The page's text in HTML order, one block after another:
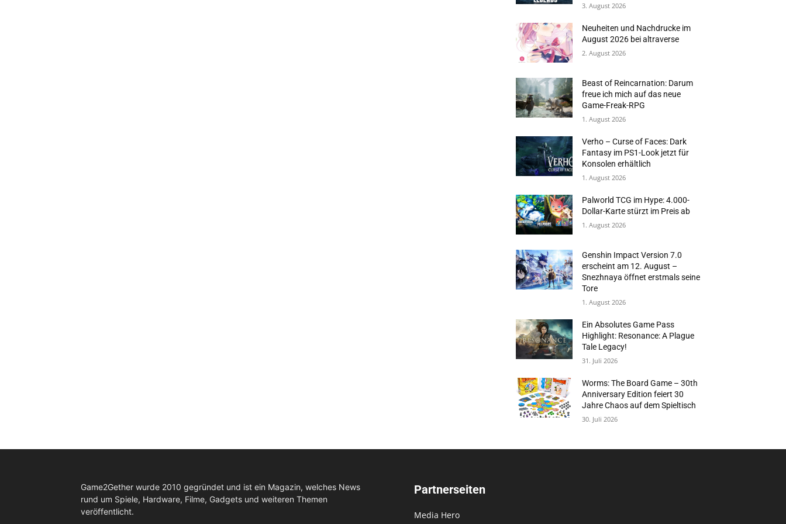
3. August 2026
Neuheiten und Nachdrucke im
August 2026 bei altraverse
2. August 2026
Beast of Reincarnation: Darum
freue ich mich auf das neue
Game-Freak-RPG
1. August 2026
Verho – Curse of Faces: Dark
Fantasy im PS1-Look jetzt für
Konsolen erhältlich
1. August 2026
Palworld TCG im Hype: 4.000-
Dollar-Karte stürzt im Preis ab
1. August 2026
Genshin Impact Version 7.0
erscheint am 12. August –
Snezhnaya öffnet erstmals seine
Tore
1. August 2026
Ein Absolutes Game Pass
Highlight: Resonance: A Plague
Tale Legacy!
31. Juli 2026
Worms: The Board Game – 30th
Anniversary Edition feiert 30
Jahre Chaos auf dem Spieltisch
30. Juli 2026
Game2Gether wurde 2010 gegründet und ist ein Magazin, welches News
rund um Spiele, Hardware, Filme, Gadgets und weiteren Themen
veröffentlicht.
Partnerseiten
Media Hero